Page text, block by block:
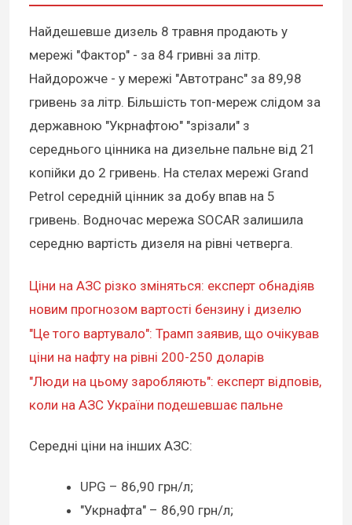
Найдешевше дизель 8 травня продають у
мережі "Фактор" - за 84 гривні за літр.
Найдорожче - у мережі "Автотранс" за 89,98
гривень за літр. Більшість топ-мереж слідом за
державною "Укрнафтою" "зрізали" з
середнього цінника на дизельне пальне від 21
копійки до 2 гривень. На стелах мережі Grand
Petrol середній цінник за добу впав на 5
гривень. Водночас мережа SOCAR залишила
середню вартість дизеля на рівні четверга.
Ціни на АЗС різко зміняться: експерт обнадіяв
новим прогнозом вартості бензину і дизелю
"Це того вартувало": Трамп заявив, що очікував
ціни на нафту на рівні 200-250 доларів
"Люди на цьому заробляють": експерт відповів,
коли на АЗС України подешевшає пальне
Середні ціни на інших АЗС:
UPG – 86,90 грн/л;
"Укрнафта" – 86,90 грн/л;